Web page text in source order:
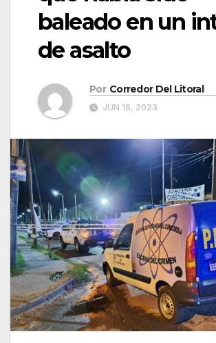
baleado en un
de asalto
Por Corredor Del Litoral
JUN 16, 2023